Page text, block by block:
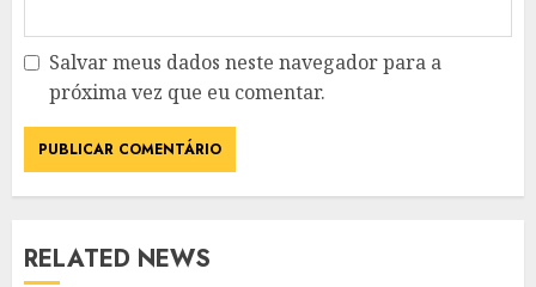
Salvar meus dados neste navegador para a
próxima vez que eu comentar.
RELATED NEWS